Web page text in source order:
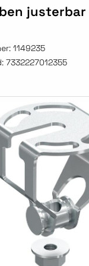
justerbar
1149235
7332227012355